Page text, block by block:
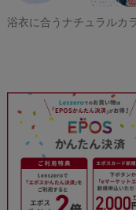
浴衣に合うナチュラルカ